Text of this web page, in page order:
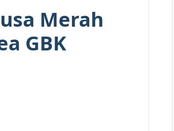
Merah
GBK